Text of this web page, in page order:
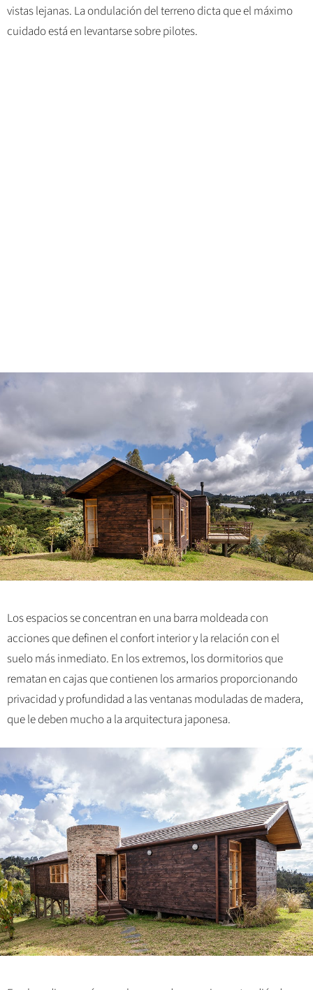
vistas lejanas. La ondulación del terreno dicta que el máximo
cuidado está en levantarse sobre pilotes.
Los espacios se concentran en una barra moldeada con
acciones que definen el confort interior y la relación con el
suelo más inmediato. En los extremos, los dormitorios que
rematan en cajas que contienen los armarios proporcionando
privacidad y profundidad a las ventanas moduladas de madera,
que le deben mucho a la arquitectura japonesa.